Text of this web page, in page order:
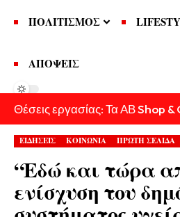
ΠΟΛΙΤΙΣΜΟΣ
ΑΠΟΨΕΙΣ
Θέσεις εργασίας: Τα ΑΒ Shop
ΕΙΔΗΣΕΙΣ ΚΟΙΝΩΝΙΑ ΠΡΩΤΗ ΣΕΛΙΔΑ
“Εδώ και τώρα
ενίσχυση του